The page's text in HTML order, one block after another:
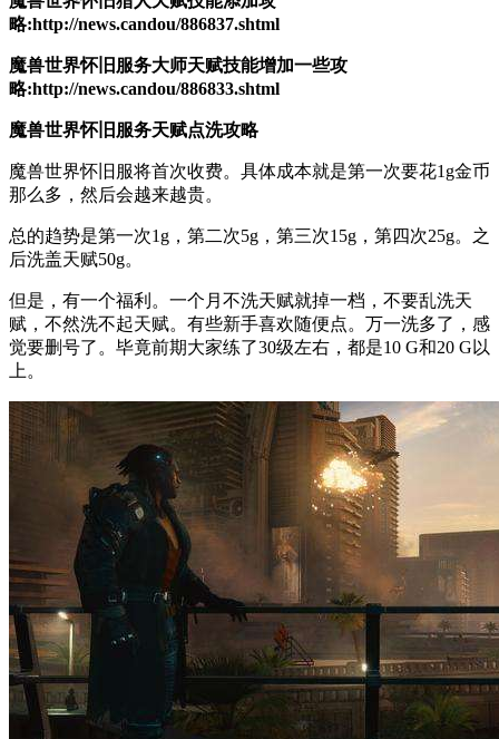
略:http://news.candou/886837.shtml
魔兽世界怀旧服务大师天赋技能增加一些攻
略:http://news.candou/886833.shtml
魔兽世界怀旧服务天赋点洗攻略
魔兽世界怀旧服将首次收费。具体成本就是第一次要花1g金币
那么多，然后会越来越贵。
总的趋势是第一次1g，第二次5g，第三次15g，第四次25g。之
后洗盖天赋50g。
但是，有一个福利。一个月不洗天赋就掉一档，不要乱洗天
赋，不然洗不起天赋。有些新手喜欢随便点。万一洗多了，感
觉要删号了。毕竟前期大家练了30级左右，都是10 G和20 G以
上。